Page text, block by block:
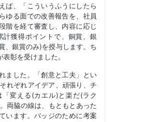
ば、「こういうふうにしたら
ゆる面での改善報告を、社員
階を経て審査し、内容に応じ
獲得ポイントで、銅賞、銀
、銀賞のみ)を授与します。ち
彰を受けました。
ました。「創意と工夫」とい
れぞれアイデア、頑張り、チ
変える(カエル)と楽だ(ラク
両脇の線は、もともとあった
います。バッジのために考案